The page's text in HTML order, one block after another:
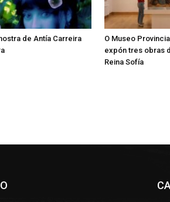
de Antía Carreira
O Museo
expón tres obras
Reina Sofía